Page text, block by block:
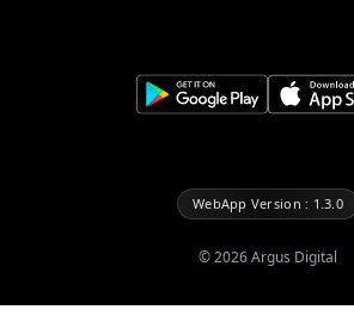
WebApp Version : 1.3.0
©2026Argus Digital